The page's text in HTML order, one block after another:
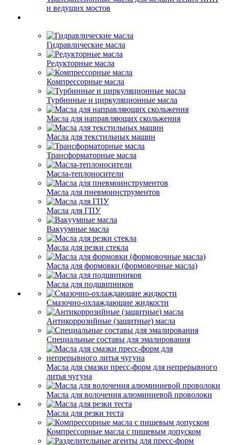
и ведущих мостов
Гидравлические масла
Редукторные масла
Компрессорные масла
Турбинные и циркуляционные масла
Масла для направляющих скольжения
Масла для текстильных машин
Трансформаторные масла
Масла-теплоносители
Масла для пневмоинструментов
Масла для ГПУ
Вакуумные масла
Масла для резки стекла
Масла для формовки (формовочные масла)
Масла для подшипников
Смазочно-охлаждающие жидкости
Антикоррозийные (защитные) масла
Специальные составы для эмалирования
Масла для смазки пресс-форм для непрерывного
литья чугуна
Масла для волочения алюминиевой проволоки
Масла для резки теста
Компрессорные масла с пищевым допуском